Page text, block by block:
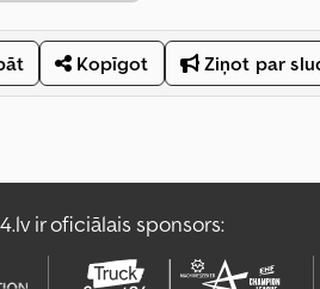
Kopīgot Ziņot par
ir oficiālais sponsors: